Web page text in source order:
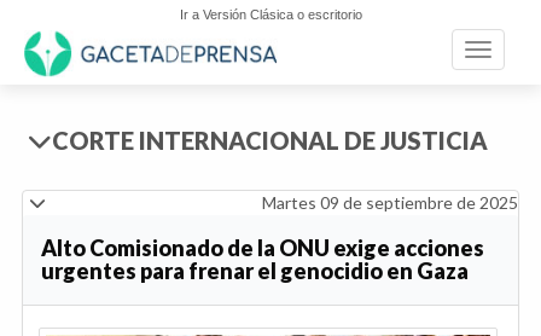
Ir a Versión Clásica o escritorio
Toggle
CORTE INTERNACIONAL DE JUSTICIA
Martes 09 de septiembre de 2025
Alto Comisionado de la ONU exige acciones
urgentes para frenar el genocidio en Gaza